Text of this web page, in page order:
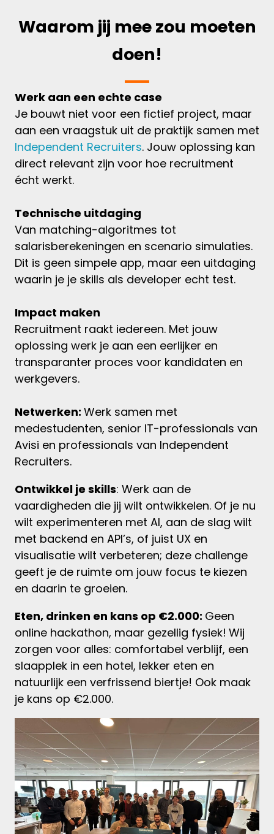
Waarom jij mee zou moeten
doen!
Werk aan een echte case
Je bouwt niet voor een fictief project, maar
aan een vraagstuk uit de praktijk samen met
Independent Recruiters. Jouw oplossing kan
direct relevant zijn voor hoe recruitment
écht werkt.
Technische uitdaging
Van matching-algoritmes tot
salarisberekeningen en scenario simulaties.
Dit is geen simpele app, maar een uitdaging
waarin je je skills als developer echt test.
Impact maken
Recruitment raakt iedereen. Met jouw
oplossing werk je aan een eerlijker en
transparanter proces voor kandidaten en
werkgevers.
Netwerken: Werk samen met
medestudenten, senior IT-professionals van
Avisi en professionals van Independent
Recruiters.
Ontwikkel je skills: Werk aan de
vaardigheden die jij wilt ontwikkelen. Of je nu
wilt experimenteren met AI, aan de slag wilt
met backend en API’s, of juist UX en
visualisatie wilt verbeteren; deze challenge
geeft je de ruimte om jouw focus te kiezen
en daarin te groeien.
Eten, drinken en kans op €2.000: Geen
online hackathon, maar gezellig fysiek! Wij
zorgen voor alles: comfortabel verblijf, een
slaapplek in een hotel, lekker eten en
natuurlijk een verfrissend biertje! Ook maak
je kans op €2.000.